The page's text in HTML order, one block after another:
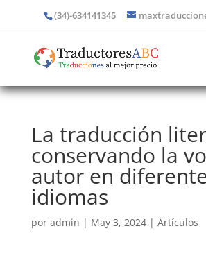
(34)-634141345
La traducción
conservando la
autor en
idiomas
por admin | May 3, 2024| Artículos